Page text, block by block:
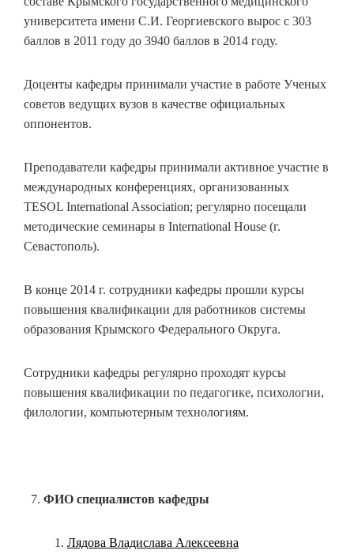
университета имени С.И. Георгиевского вырос с 303
баллов в 2011 году до 3940 баллов в 2014 году.
Доценты кафедры принимали участие в работе Ученых
советов ведущих вузов в качестве официальных
оппонентов.
Преподаватели кафедры принимали активное участие в
международных конференциях, организованных
TESOL International Association; регулярно посещали
методические семинары в International House (г.
Севастополь).
В конце 2014 г. сотрудники кафедры прошли курсы
повышения квалификации для работников системы
образования Крымского Федерального Округа.
Сотрудники кафедры регулярно проходят курсы
повышения квалификации по педагогике, психологии,
филологии, компьютерным технологиям.
ФИО специалистов кафедры
Лядова Владислава Алексеевна